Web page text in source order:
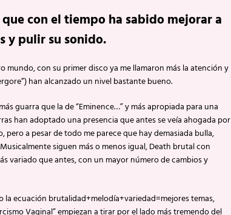
con el tiempo ha sabido mejorar a
y pulir su sonido.
mundo, con su primer disco ya me llamaron más la atención y
han alcanzado un nivel bastante bueno.
guarra que la de “Eminence…” y más apropiada para una
han adoptado una presencia que antes se veía ahogada por
a pesar de todo me parece que hay demasiada bulla,
siguen más o menos igual, Death brutal con
variado que antes, con un mayor número de cambios y
la ecuación brutalidad+melodía+variedad=mejores temas,